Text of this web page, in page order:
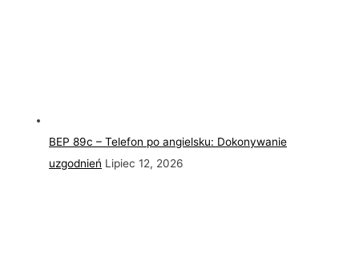
BEP 89c – Telefon po angielsku: Dokonywanie
uzgodnień Lipiec 12, 2026